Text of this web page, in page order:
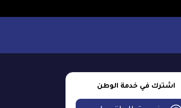
اشترك في خدمة الوطن